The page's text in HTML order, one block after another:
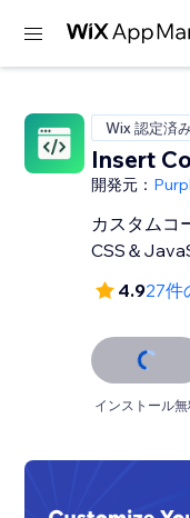
Wix 認定済
Insert
開発元：
カスタムコ
CSS＆
4.927件
インストール